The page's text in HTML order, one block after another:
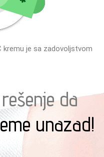
kremu je sa zadovoljstvom
da
unazad!